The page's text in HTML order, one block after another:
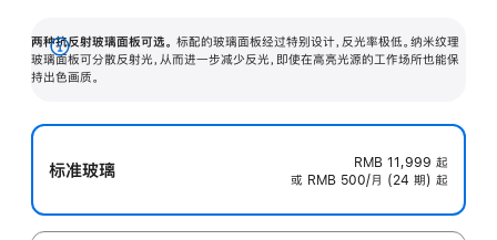
两种抗反射玻璃面板可选。 标配的玻璃面板经过特别设计，反光率极低。纳米纹理
玻璃面板可分散反射光，从而进一步减少反光，即使在高亮光源的工作场所也能保
持出色画质。
展
开
标准玻璃 RMB 11,999 起
或 RMB 500/月 (24 期) 起